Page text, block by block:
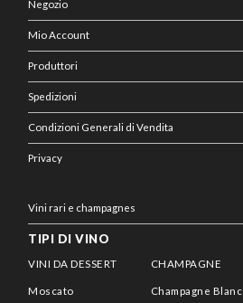
Negozio
Mio Account
Produttori
Spedizioni
Condizioni Generali di Vendita
Privacy
Vini rari e champagnes
TIPI DI VINO
VINI DA DESSERT
Moscato
CHAMPAGNE
Champagne Blanc